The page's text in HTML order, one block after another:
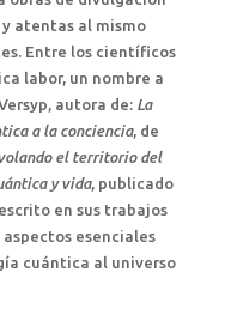
atentas al mismo
Entre los científicos
labor, un nombre a
autora de: La
a la conciencia, de
el territorio del
y vida, publicado
en sus trabajos
esenciales
cuántica al universo